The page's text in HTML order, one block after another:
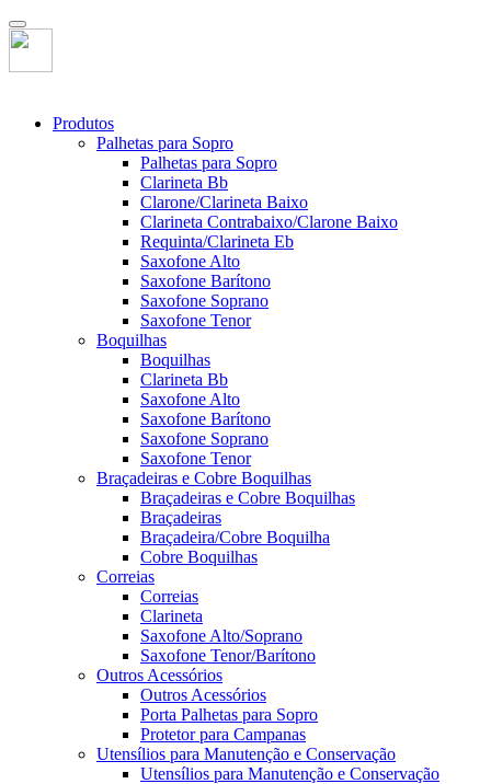
Produtos
Palhetas para Sopro
Palhetas para Sopro
Clarineta Bb
Clarone/Clarineta Baixo
Clarineta Contrabaixo/Clarone Baixo
Requinta/Clarineta Eb
Saxofone Alto
Saxofone Barítono
Saxofone Soprano
Saxofone Tenor
Boquilhas
Boquilhas
Clarineta Bb
Saxofone Alto
Saxofone Barítono
Saxofone Soprano
Saxofone Tenor
Braçadeiras e Cobre Boquilhas
Braçadeiras e Cobre Boquilhas
Braçadeiras
Braçadeira/Cobre Boquilha
Cobre Boquilhas
Correias
Correias
Clarineta
Saxofone Alto/Soprano
Saxofone Tenor/Barítono
Outros Acessórios
Outros Acessórios
Porta Palhetas para Sopro
Protetor para Campanas
Utensílios para Manutenção e Conservação
Utensílios para Manutenção e Conservação